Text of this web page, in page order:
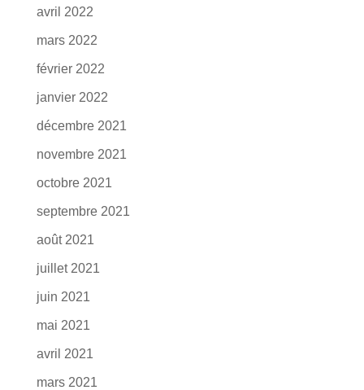
avril 2022
mars 2022
février 2022
janvier 2022
décembre 2021
novembre 2021
octobre 2021
septembre 2021
août 2021
juillet 2021
juin 2021
mai 2021
avril 2021
mars 2021